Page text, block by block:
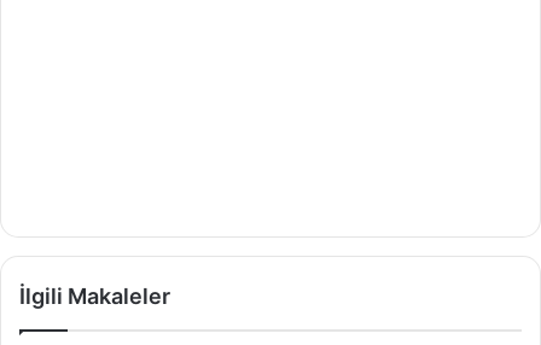
İlgili Makaleler